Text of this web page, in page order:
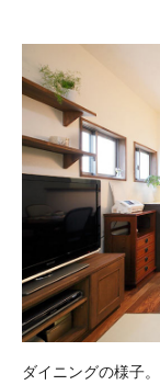
ダイニングの様子